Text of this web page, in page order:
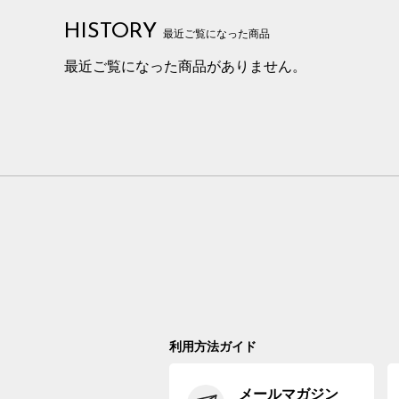
HISTORY 最近ご覧になった商品
最近ご覧になった商品がありません。
利用方法ガイド
メールマガジン